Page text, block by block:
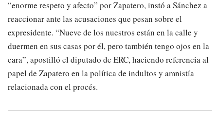
“enorme respeto y afecto” por Zapatero, instó a Sánchez a
reaccionar ante las acusaciones que pesan sobre el
expresidente. “Nueve de los nuestros están en la calle y
duermen en sus casas por él, pero también tengo ojos en la
cara”, apostilló el diputado de ERC, haciendo referencia al
papel de Zapatero en la política de indultos y amnistía
relacionada con el procés.